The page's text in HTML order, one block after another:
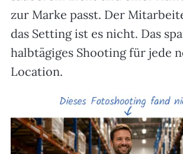
zur Marke passt. Der
das Setting ist es nicht. Das
halbtägiges Shooting für jede
Location.